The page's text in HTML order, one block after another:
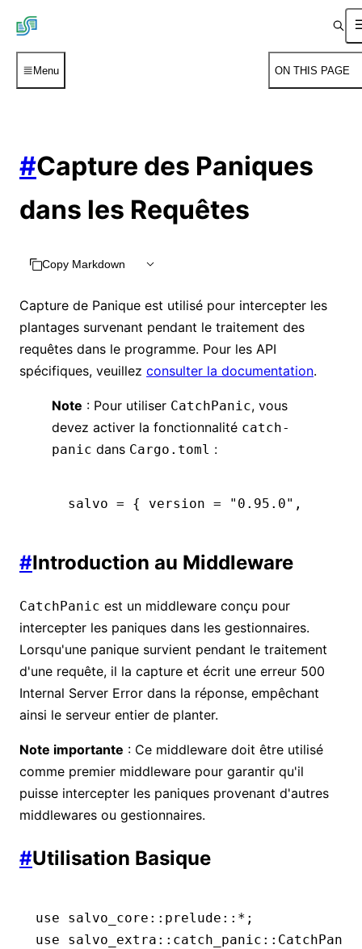
Menu ON THIS PAGE
#Capture des Paniques
dans les Requêtes
Copy Markdown
Capture de Panique est utilisé pour intercepter les
plantages survenant pendant le traitement des
requêtes dans le programme. Pour les API
spécifiques, veuillez consulter la documentation.
Note : Pour utiliser CatchPanic, vous
devez activer la fonctionnalité catch-
panic dans Cargo.toml :
salvo = { version = "0.95.0" ,
#Introduction au Middleware
CatchPanic est un middleware conçu pour
intercepter les paniques dans les gestionnaires.
Lorsqu'une panique survient pendant le traitement
d'une requête, il la capture et écrit une erreur 500
Internal Server Error dans la réponse, empêchant
ainsi le serveur entier de planter.
Note importante : Ce middleware doit être utilisé
comme premier middleware pour garantir qu'il
puisse intercepter les paniques provenant d'autres
middlewares ou gestionnaires.
#Utilisation Basique
use salvo_core :: prelude ::* ;
use salvo_extra :: catch_panic :: CatchPanic